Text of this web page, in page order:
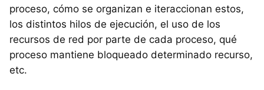
proceso, cómo se organizan e iteraccionan estos,
los distintos hilos de ejecución, el uso de los
recursos de red por parte de cada proceso, qué
proceso mantiene bloqueado determinado recurso,
etc.